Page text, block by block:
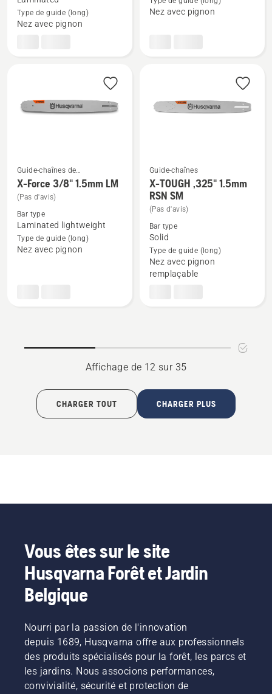
.325"
Type de guide (long)
Nez avec pignon
surNez avec pignon
Voir
de
détails
sur
Guide-chaînes de
tronçonneuses
X-Force 3/8" 1.5mm LM
(Pas d'avis)
Bar type
Laminated lightweight
Type de guide (long)
Nez avec pignon
Voir
plus
de
détails
sur
TOUGH
Guide-chaînes
X-TOUGH ,325" 1.5mm
RSN SM
(Pas d'avis)
Bar type
Solid
Type de guide (long)
Nez avec pignon
remplaçable
Affichage de 12 sur 35
CHARGER TOUT CHARGER PLUS
Vous êtes sur le site
Husqvarna Forêt et Jardin
Belgique
Nourri par la passion de l'innovation
depuis 1689, Husqvarna offre aux professionnels
des produits spécialisés pour la forêt, les parcs et
les jardins. Nous associons performances,
convivialité, sécurité et protection de